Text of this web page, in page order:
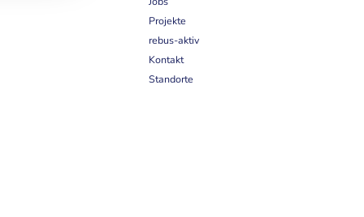
Projekte
rebus-aktiv
Kontakt
Standorte